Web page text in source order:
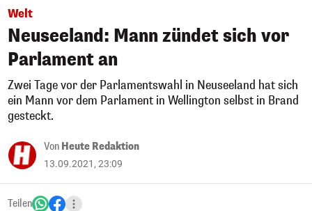
Welt
Neuseeland: Mann zündet sich vor
Parlament an
Zwei Tage vor der Parlamentswahl in Neuseeland hat sich
ein Mann vor dem Parlament in Wellington selbst in Brand
gesteckt.
Von Heute Redaktion
13.09.2021, 23:09
Teilen